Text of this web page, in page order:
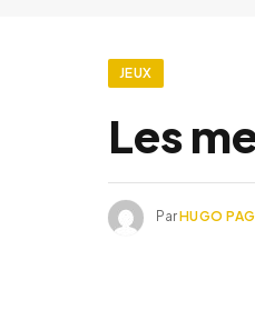
JEUX
Les
ParHUGO